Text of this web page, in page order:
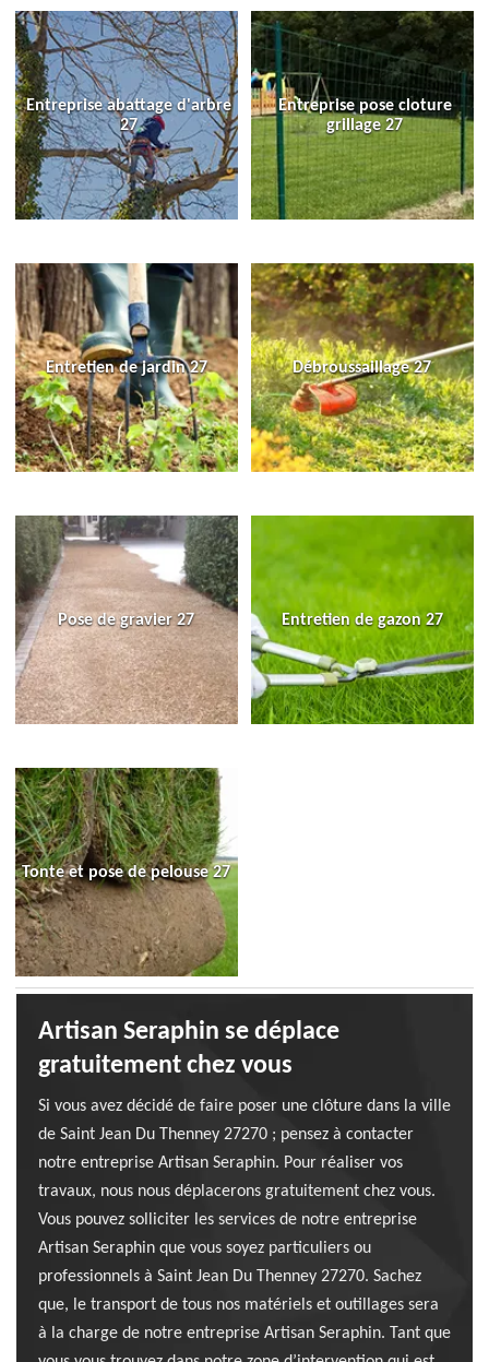
Entreprise abattage d'arbre
27
Entreprise pose cloture
grillage 27
Entretien de jardin 27 Débroussaillage 27
Pose de gravier 27 Entretien de gazon 27
Tonte et pose de pelouse 27
Artisan Seraphin se déplace
gratuitement chez vous
Si vous avez décidé de faire poser une clôture dans la ville
de Saint Jean Du Thenney 27270 ; pensez à contacter
notre entreprise Artisan Seraphin. Pour réaliser vos
travaux, nous nous déplacerons gratuitement chez vous.
Vous pouvez solliciter les services de notre entreprise
Artisan Seraphin que vous soyez particuliers ou
professionnels à Saint Jean Du Thenney 27270. Sachez
que, le transport de tous nos matériels et outillages sera
à la charge de notre entreprise Artisan Seraphin. Tant que